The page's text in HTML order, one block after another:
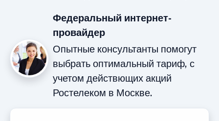
Федеральный интернет-
провайдер
Опытные консультанты помогут
выбрать оптимальный тариф, с
учетом действющих акций
Ростелеком в Москве.